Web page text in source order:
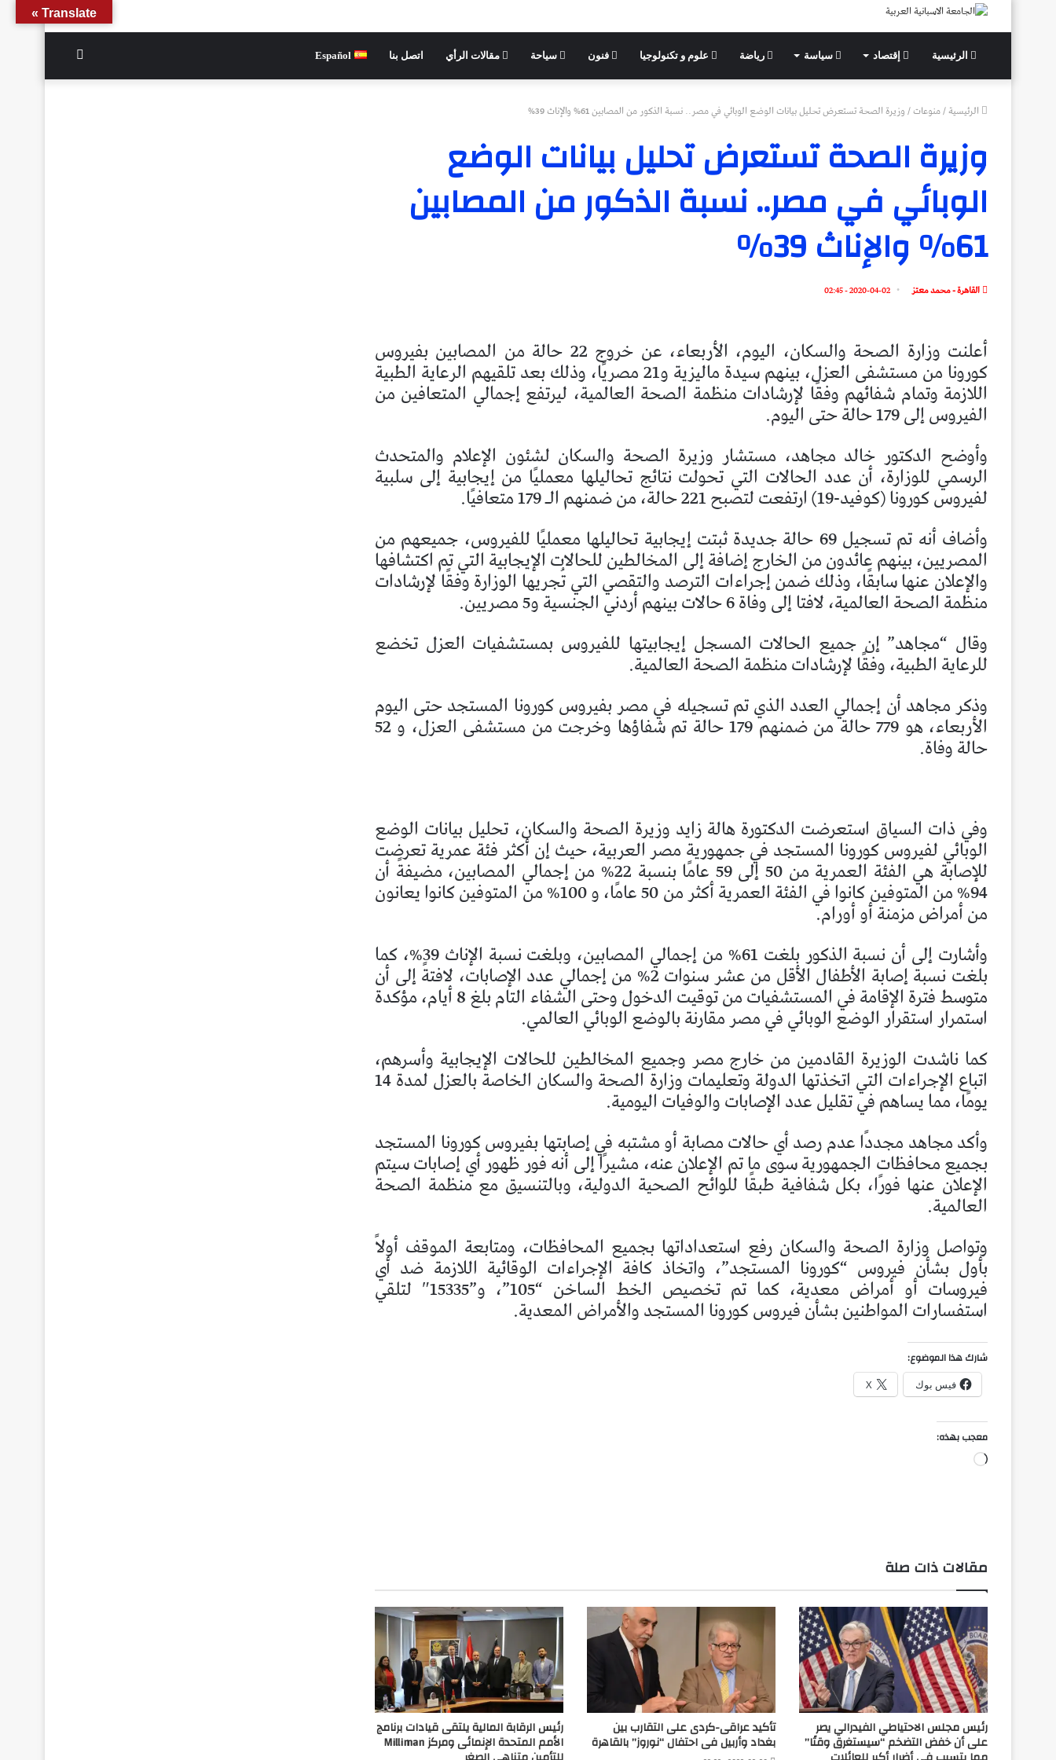
الرئيسية إقتصاد سياسة رياضة علوم و تكنولوجيا فنون سياحة مقالات الرأي اتصل بنا Español
الرئيسية/منوعات/وزيرة الصحة تستعرض تحليل بيانات الوضع الوبائي في مصر.. نسبة الذكور من المصابين 61% والإناث 39%
وزيرة الصحة تستعرض تحليل بيانات الوضع
الوبائي في مصر.. نسبة الذكور من المصابين
61% والإناث 39%
القاهرة - محمد معتز 2020-04-02 - 02:45
أعلنت وزارة الصحة والسكان، اليوم، الأربعاء، عن خروج 22 حالة من المصابين بفيروس
كورونا من مستشفى العزل، بينهم سيدة ماليزية و21 مصريًا، وذلك بعد تلقيهم الرعاية الطبية
اللازمة وتمام شفائهم وفقًا لإرشادات منظمة الصحة العالمية، ليرتفع إجمالي المتعافين من
الفيروس إلى 179 حالة حتى اليوم.
وأوضح الدكتور خالد مجاهد، مستشار وزيرة الصحة والسكان لشئون الإعلام والمتحدث
الرسمي للوزارة، أن عدد الحالات التي تحولت نتائج تحاليلها معمليًا من إيجابية إلى سلبية
لفيروس كورونا (كوفيد-19) ارتفعت لتصبح 221 حالة، من ضمنهم الـ 179 متعافيًا.
وأضاف أنه تم تسجيل 69 حالة جديدة ثبتت إيجابية تحاليلها معمليًا للفيروس، جميعهم من
المصريين، بينهم عائدون من الخارج إضافة إلى المخالطين للحالات الإيجابية التي تم اكتشافها
والإعلان عنها سابقًا، وذلك ضمن إجراءات الترصد والتقصي التي تُجريها الوزارة وفقًا لإرشادات
منظمة الصحة العالمية، لافتا إلى وفاة 6 حالات بينهم أردني الجنسية و5 مصريين.
وقال “مجاهد” إن جميع الحالات المسجل إيجابيتها للفيروس بمستشفيات العزل تخضع
للرعاية الطبية، وفقًا لإرشادات منظمة الصحة العالمية.
وذكر مجاهد أن إجمالي العدد الذي تم تسجيله في مصر بفيروس كورونا المستجد حتى اليوم
الأربعاء، هو 779 حالة من ضمنهم 179 حالة تم شفاؤها وخرجت من مستشفى العزل، و 52
حالة وفاة.
وفي ذات السياق استعرضت الدكتورة هالة زايد وزيرة الصحة والسكان، تحليل بيانات الوضع
الوبائي لفيروس كورونا المستجد في جمهورية مصر العربية، حيث إن أكثر فئة عمرية تعرضت
للإصابة هي الفئة العمرية من 50 إلى 59 عامًا بنسبة 22% من إجمالي المصابين، مضيفةً أن
94% من المتوفين كانوا في الفئة العمرية أكثر من 50 عامًا، و 100% من المتوفين كانوا يعانون
من أمراض مزمنة أو أورام.
وأشارت إلى أن نسبة الذكور بلغت 61% من إجمالي المصابين، وبلغت نسبة الإناث 39%، كما
بلغت نسبة إصابة الأطفال الأقل من عشر سنوات 2% من إجمالي عدد الإصابات، لافتةً إلى أن
متوسط فترة الإقامة في المستشفيات من توقيت الدخول وحتى الشفاء التام بلغ 8 أيام، مؤكدة
استمرار استقرار الوضع الوبائي في مصر مقارنة بالوضع الوبائي العالمي.
كما ناشدت الوزيرة القادمين من خارج مصر وجميع المخالطين للحالات الإيجابية وأسرهم،
اتباع الإجراءات التي اتخذتها الدولة وتعليمات وزارة الصحة والسكان الخاصة بالعزل لمدة 14
يومًا، مما يساهم في تقليل عدد الإصابات والوفيات اليومية.
وأكد مجاهد مجددًا عدم رصد أي حالات مصابة أو مشتبه في إصابتها بفيروس كورونا المستجد
بجميع محافظات الجمهورية سوى ما تم الإعلان عنه، مشيرًا إلى أنه فور ظهور أي إصابات سيتم
الإعلان عنها فورًا، بكل شفافية طبقًا للوائح الصحية الدولية، وبالتنسيق مع منظمة الصحة
العالمية.
وتواصل وزارة الصحة والسكان رفع استعداداتها بجميع المحافظات، ومتابعة الموقف أولاً
بأول بشأن فيروس “كورونا المستجد”، واتخاذ كافة الإجراءات الوقائية اللازمة ضد أي
فيروسات أو أمراض معدية، كما تم تخصيص الخط الساخن “105”، و”15335″ لتلقي
استفسارات المواطنين بشأن فيروس كورونا المستجد والأمراض المعدية.
شارك هذا الموضوع:
فيس بوك X
معجب بهذه:
جاري
مقالات ذات صلة
رئيس مجلس الاحتياطي الفيدرالي يصر
على أن خفض التضخم “سيستغرق وقتًا”
تأكيد عراقى-كردى على التقارب بين
بغداد وأربيل فى احتفال “نوروز” بالقاهرة
رئيس الرقابة المالية يلتقى قيادات برنامج
الأمم المتحدة الإنمائى ومركز Milliman
Translate »